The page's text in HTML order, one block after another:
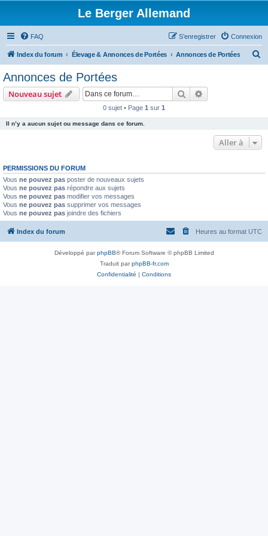
Le Berger Allemand
FAQ Connexion
S’enregistrer
Index du forum Élevage & Annonces de Portées Annonces de Portées
Annonces de Portées
Nouveau sujet Rechercher
0 sujet • Page 1 sur 1
Il n’y a aucun sujet ou message dans ce forum.
Aller à
PERMISSIONS DU FORUM
Vous ne pouvez pas poster de nouveaux sujets
Vous ne pouvez pas répondre aux sujets
Vous ne pouvez pas modifier vos messages
Vous ne pouvez pas supprimer vos messages
Vous ne pouvez pas joindre des fichiers
Index du forum Heures au format UTC
Développé parphpBB® Forum Software © phpBB Limited
Traduit parphpBB-fr.com
Confidentialité | Conditions